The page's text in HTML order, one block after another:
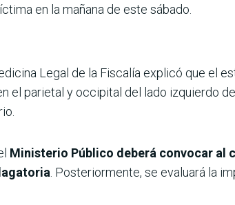
en la mañana de este sábado.
Legal de la Fiscalía explicó que el
el parietal y occipital del lado izquierdo
Ministerio Público deberá convocar al
. Posteriormente, se evaluará la